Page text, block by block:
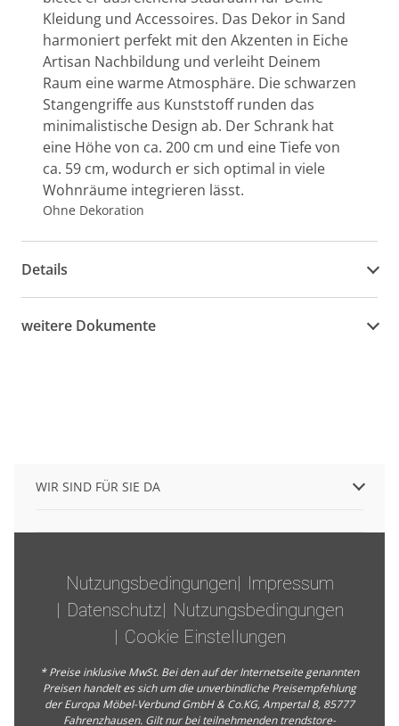
Kleidung und Accessoires. Das Dekor in Sand
harmoniert perfekt mit den Akzenten in Eiche
Artisan Nachbildung und verleiht Deinem
Raum eine warme Atmosphäre. Die schwarzen
Stangengriffe aus Kunststoff runden das
minimalistische Design ab. Der Schrank hat
eine Höhe von ca. 200 cm und eine Tiefe von
ca. 59 cm, wodurch er sich optimal in viele
Wohnräume integrieren lässt.
Ohne Dekoration
Details
weitere Dokumente
WIR SIND FÜR SIE DA
Nutzungsbedingungen
Impressum
Datenschutz
Nutzungsbedingungen
Cookie Einstellungen
* Preise inklusive MwSt. Bei den auf der Internetseite genannten
Preisen handelt es sich um die unverbindliche Preisempfehlung
der Europa Möbel-Verbund GmbH & Co.KG, Ampertal 8, 85777
Fahrenzhausen. Gilt nur bei teilnehmenden trendstore-